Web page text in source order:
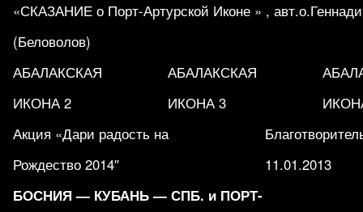
«СКАЗАНИЕ о Порт-Артурской Иконе » ,
(Беловолов)
АБАЛАКСКАЯ
ИКОНА 2
АБАЛАКСКАЯ
ИКОНА 3
Акция «Дари радость на
Рождество 2014″
11.01.2013
БОСНИЯ — КУБАНЬ — СПБ. и ПОРТ-